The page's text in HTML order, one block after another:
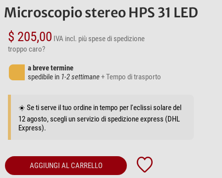
Microscopio stereo HPS 31 LED
$ 205,00 IVA incl. più spese di spedizione
troppo caro?
a breve termine
spedibile in 1-2 settimane+ Tempo di trasporto
☀️ Se ti serve il tuo ordine in tempo per l'eclissi solare del
12 agosto, scegli un servizio di spedizione express (DHL
Express).
AGGIUNGI AL CARRELLO